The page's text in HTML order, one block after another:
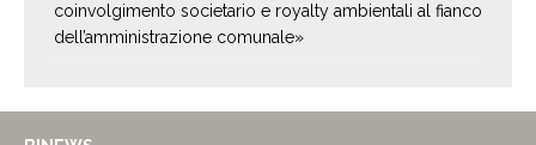
coinvolgimento societario e royalty ambientali al fianco
dell’amministrazione comunale»